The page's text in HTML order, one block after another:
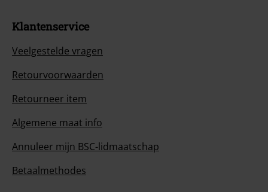
Klantenservice
Veelgestelde vragen
Retourvoorwaarden
Retourneer item
Algemene maat info
Annuleer mijn BSC-lidmaatschap
Betaalmethodes